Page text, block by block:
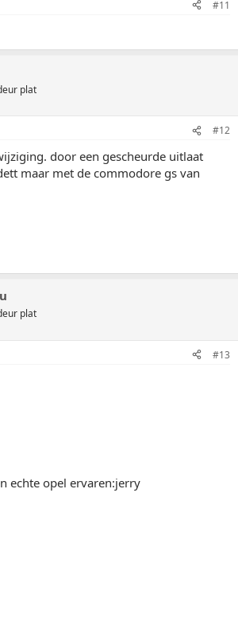
#11
plat
#12
door een gescheurde uitlaat
maar met de commodore gs van
plat
#13
echte opel ervaren:jerry